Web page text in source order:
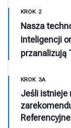
KROK 2
Nasza
inteligencji
przanalizują
KROK 3A
Jeśli istnieje